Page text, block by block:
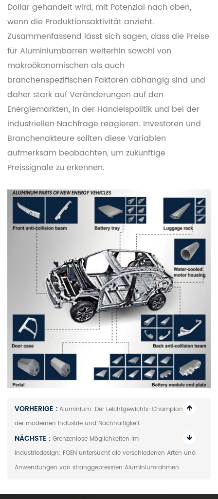
Dollar gehandelt wird, mit Potenzial nach oben,
wenn die Produktionsaktivität anzieht.
Zusammenfassend lässt sich sagen, dass die Preise
für Aluminiumbarren weiterhin sowohl von
makroökonomischen als auch
branchenspezifischen Faktoren abhängig sind und
daher stark auf Veränderungen auf den
Energiemärkten, in der Handelspolitik und bei der
industriellen Nachfrage reagieren. Investoren und
Branchenakteure sollten diese Variablen
aufmerksam beobachten, um zukünftige
Preissignale zu erkennen.
VORHERIGE : Aluminium: Der Leichtgewichts-Champion
der modernen Industrie und Nachhaltigkeit
NÄCHSTE : Grenzenlose Möglichkeiten im
Industriedesign: FOEN untersucht die verschiedenen Arten und
Anwendungen von stranggepressten Aluminiumrahmen